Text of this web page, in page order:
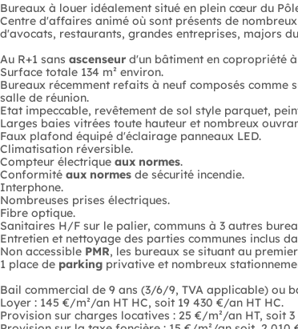
Bureaux à louer idéalement situé en plein cœur du
Centre d'affaires animé où sont présents de
d'avocats, restaurants, grandes entreprises, majors
Au R+1 sans ascenseur d'un bâtiment en copropriété
Surface totale 134 m² environ.
Bureaux récemment refaits à neuf composés comme
salle de réunion.
Etat impeccable, revêtement de sol style parquet,
Larges baies vitrées toute hauteur et nombreux
Faux plafond équipé d'éclairage panneaux LED.
Climatisation réversible.
Compteur électrique aux normes.
Conformité aux normes de sécurité incendie.
Interphone.
Nombreuses prises électriques.
Fibre optique.
Sanitaires H/F sur le palier, communs à 3 autres
Entretien et nettoyage des parties communes inclus
Non accessible PMR, les bureaux se situant au
1 place de parking privative et nombreux
Bail commercial de 9 ans (3/6/9, TVA applicable) ou
Loyer : 145 €/m²/an HT HC, soit 19 430 €/an HT HC.
Provision sur charges locatives : 25 €/m²/an HT, soit 3